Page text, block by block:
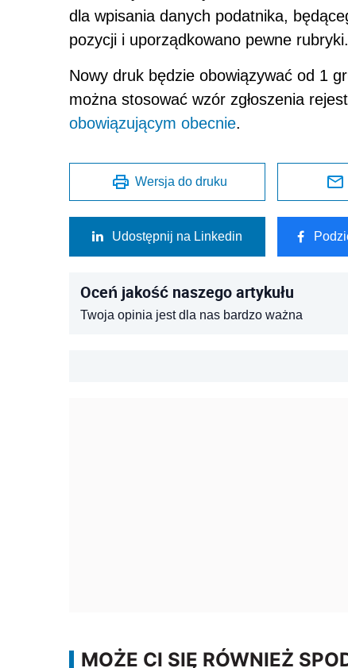
dla wpisania danych podatnika,
pozycji i uporządkowano pewne rubryki.
Nowy druk będzie obowiązywać od 1
można stosować wzór zgłoszenia
obowiązującym obecnie.
Wersja do druku
Udostępnij na Linkedin
Oceń jakość naszego artykułu
Twoja opinia jest dla nas bardzo ważna